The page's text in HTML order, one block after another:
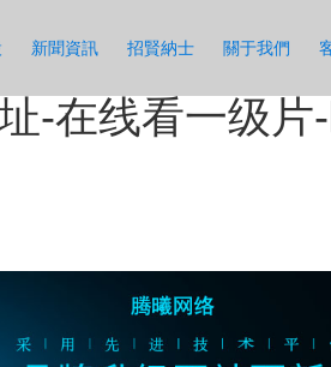
洲黄页-国产
国产精品-999
-在线看一级
新聞資訊 招賢納士 關于我們